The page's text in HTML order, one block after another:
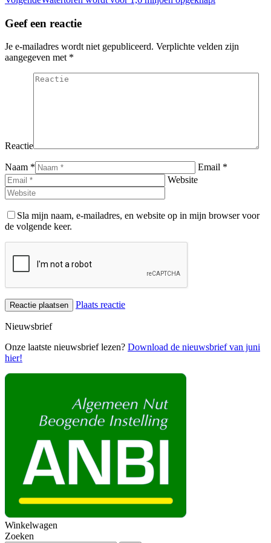
Geef een reactie
Je e-mailadres wordt niet gepubliceerd. Verplichte velden zijn
aangegeven met *
Reactie
Naam *
Email *
Website
Sla mijn naam, e-mailadres, en website op in mijn browser voor
de volgende keer.
Plaats reactie
Nieuwsbrief
Onze laatste nieuwsbrief lezen? Download de nieuwsbrief van juni
hier!
Winkelwagen
Zoeken